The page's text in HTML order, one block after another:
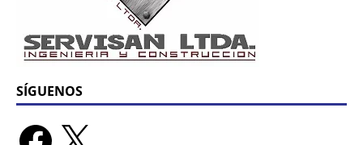
SÍGUENOS